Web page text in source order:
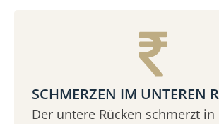
SCHMERZEN IM UNTEREN
Der untere Rücken schmerzt in